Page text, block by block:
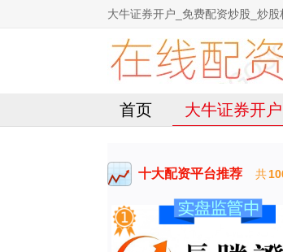
大牛证券开户_免费配资炒股_炒
首页 大牛证券开户
十大配资平台推荐 共